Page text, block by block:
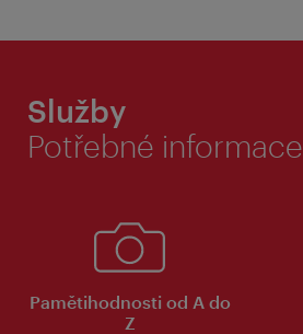
Služby
Potřebné informace
Pamětihodnosti od A do
Z